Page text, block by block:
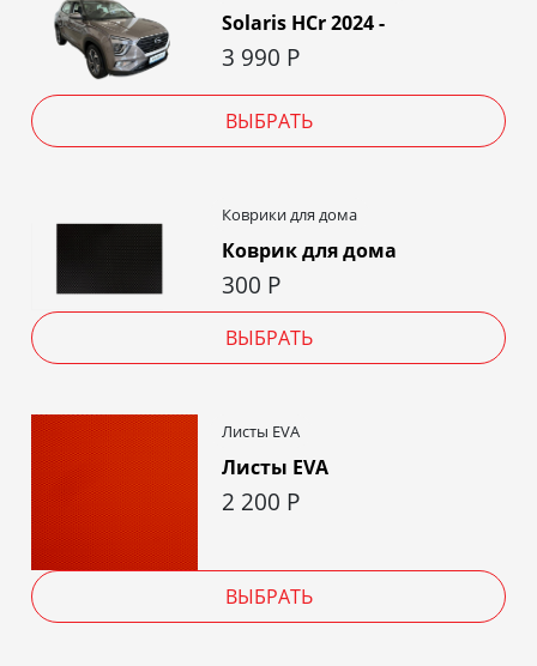
Solaris HCr 2024 -
3 990 Р
ВЫБРАТЬ
Коврики для дома
Коврик для дома
300 Р
ВЫБРАТЬ
Листы EVA
Листы EVA
2 200 Р
ВЫБРАТЬ